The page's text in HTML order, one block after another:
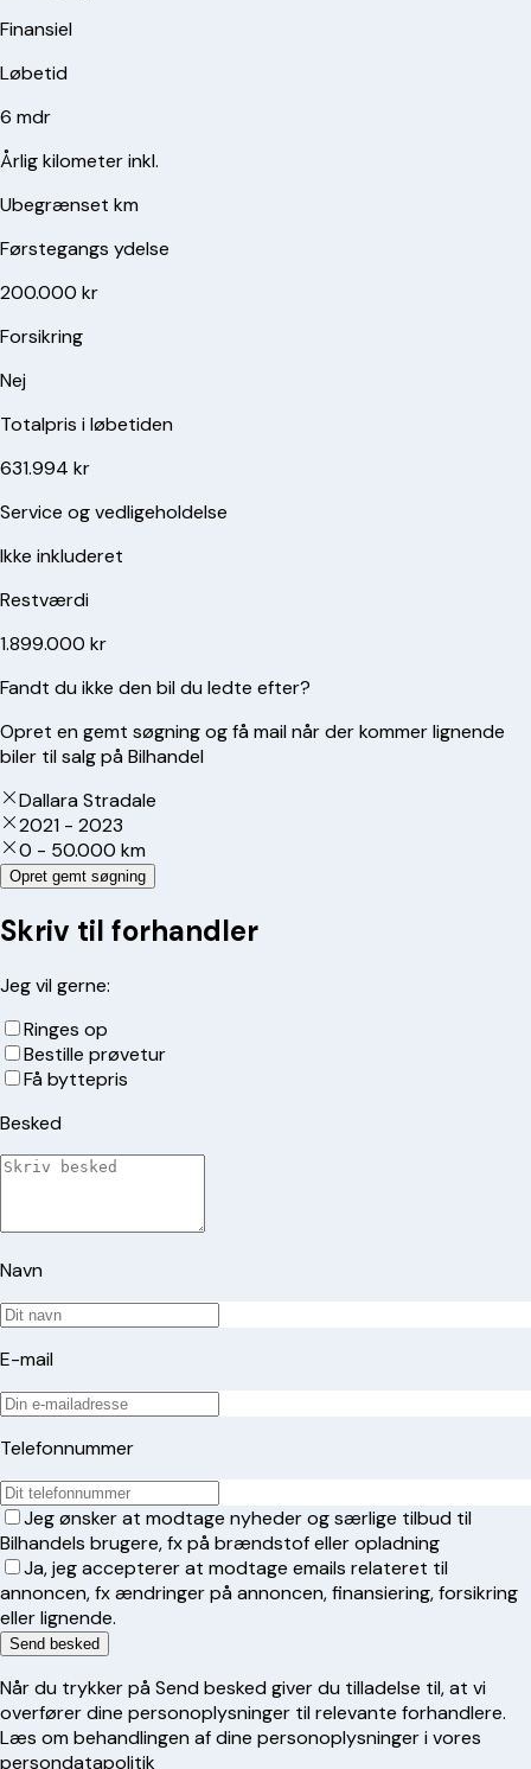
Finansiel
Løbetid
6 mdr
Årlig kilometer inkl.
Ubegrænset km
Førstegangs ydelse
200.000 kr
Forsikring
Nej
Totalpris i løbetiden
631.994 kr
Service og vedligeholdelse
Ikke inkluderet
Restværdi
1.899.000 kr
Fandt du ikke den bil du ledte efter?
Opret en gemt søgning og få mail når der kommer lignende
biler til salg på Bilhandel
Dallara Stradale
2021 - 2023
0 - 50.000 km
Opret gemt søgning
Skriv til forhandler
Jeg vil gerne:
Ringes op
Bestille prøvetur
Få byttepris
Besked
Navn
E-mail
Telefonnummer
Jeg ønsker at modtage nyheder og særlige tilbud til
Bilhandels brugere, fx på brændstof eller opladning
Ja, jeg accepterer at modtage emails relateret til
annoncen, fx ændringer på annoncen, finansiering, forsikring
eller lignende.
Send besked
Når du trykker på Send besked giver du tilladelse til, at vi
overfører dine personoplysninger til relevante forhandlere.
Læs om behandlingen af dine personoplysninger i vores
persondatapolitik